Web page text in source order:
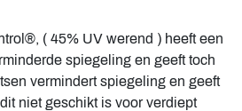
( 45% UV werend ) heeft een
spiegeling en geeft toch
vermindert spiegeling en geeft
niet geschikt is voor verdiept